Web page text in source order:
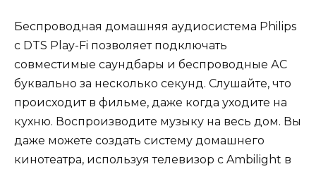
Беспроводная домашняя аудиосистема Philips
с DTS Play-Fi позволяет подключать
совместимые саундбары и беспроводные АС
буквально за несколько секунд. Слушайте, что
происходит в фильме, даже когда уходите на
кухню. Воспроизводите музыку на весь дом. Вы
даже можете создать систему домашнего
кинотеатра, используя телевизор с Ambilight в